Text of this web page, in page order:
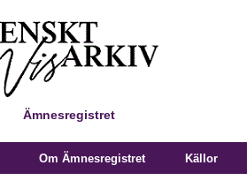
Ämnesregistret
Om Ämnesregistret Källor